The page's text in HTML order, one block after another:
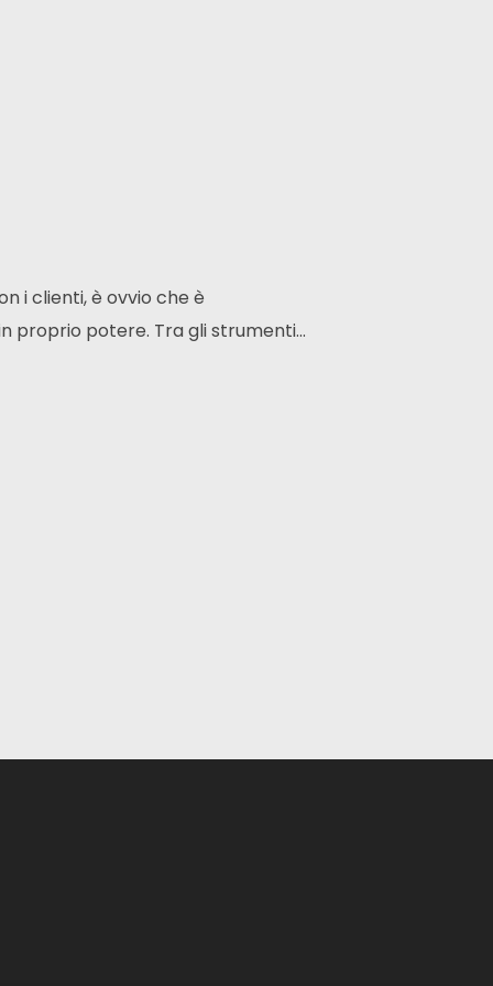
i clienti, è ovvio che è
proprio potere. Tra gli strumenti...